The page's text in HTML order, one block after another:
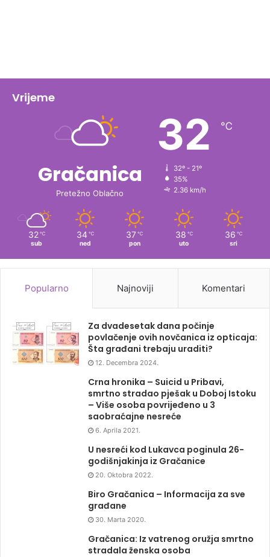
Vrijeme
Gračanica
Pretežno Oblačno
32 ℃
32º - 21º
35%
2.36 km/h
32 ℃
sub
34 ℃
ned
37 ℃
pon
38 ℃
uto
36 ℃
sri
Popularno Najnoviji Komentari
Za dvadesetak dana počinje
povlačenje ovih novčanica iz opticaja:
Šta građani trebaju uraditi?
12. Decembra 2024.
Crna hronika – Suicid u Pribavi,
smrtno stradao pješak u Doboj Istoku
– Više osoba povrijeđeno u 3
saobraćajne nesreće
6. Aprila 2021.
U nesreći kod Lukavca poginula 26-
godišnjakinja iz Gračanice
20. Oktobra 2022.
Biro Gračanica – Informacija za sve
građane
30. Marta 2020.
Gračanica: Iz vatrenog oružja smrtno
stradala ženska osoba